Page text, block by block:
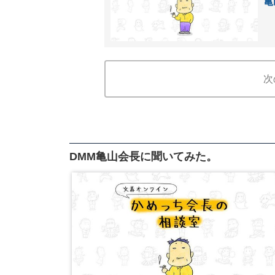
DMM亀山会長に聞いてみた。